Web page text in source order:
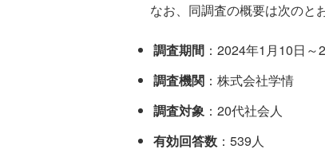
なお、同調査の概要は次のとお
調査期間 ：2024年1月10日～
調査機関 ：株式会社学情
調査対象 ：20代社会人
有効回答数 ：539人